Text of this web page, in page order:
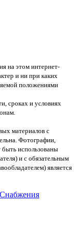
на этом интернет-
и ни при каких
положениями
сроках и условиях
материалов с
Фотографии,
использованы
и с обязательным
является